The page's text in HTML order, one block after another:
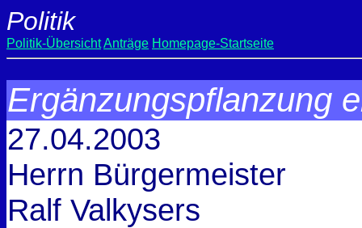
Politik
Politik-ÜbersichtAnträge Homepage-Startseite
Ergänzungspflanzung
27.04.2003
Herrn Bürgermeister
Ralf Valkysers